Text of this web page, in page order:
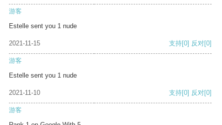
游客
Estelle sent you 1 nude
2021-11-15 支持[0] 反对[0]
游客
Estelle sent you 1 nude
2021-11-10 支持[0] 反对[0]
游客